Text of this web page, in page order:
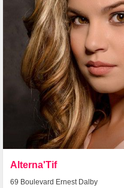
Alterna'Tif
69 Boulevard Ernest Dalby